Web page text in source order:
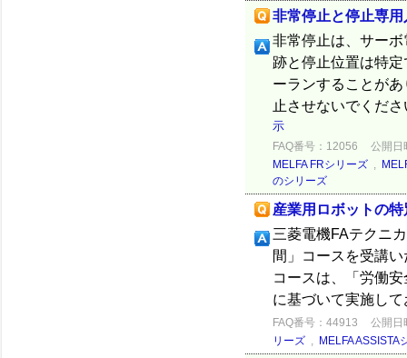
非常停止と停止専
非常停止は、サー
跡と停止位置は特
ーランすることが
止させないでくだ
示
FAQ番号：12056
公開日
MELFA FRシリーズ ,
のシリーズ
産業用ロボットの
三菱電機FAテクニ
間」コースを受講
コースは、「労働
に基づいて実施し
FAQ番号：44913
公開日
リーズ , MELFA ASSISTA